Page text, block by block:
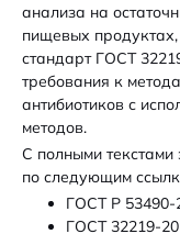
анализа на
пищевых
стандарт ГОСТ
требования к
антибиотиков с
методов.
С полными текстами
по следующим
ГОСТ Р 53490-
ГОСТ 32219-